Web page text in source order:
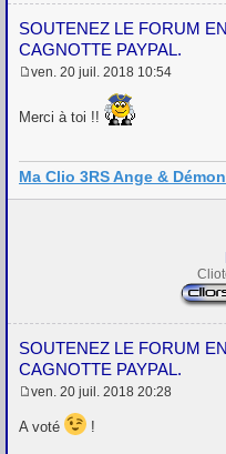
SOUTENEZ LE FORUM EN PARTICIPANT À NOTRE
CAGNOTTE PAYPAL.
s
g
e
ven. 20 juil. 2018 10:54
Merci à toi !!
Ma Clio 3RS Ange &
SOUTENEZ LE FORUM EN PARTICIPANT À NOTRE
CAGNOTTE PAYPAL.
s
ven. 20 juil. 2018 20:28
A voté !